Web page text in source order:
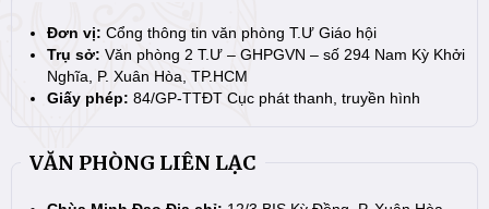
Đơn vị: Cổng thông tin văn phòng T.Ư Giáo hội
Trụ sở: Văn phòng 2 T.Ư – GHPGVN – số 294 Nam Kỳ Khởi
Nghĩa, P. Xuân Hòa, TP.HCM
Giấy phép: 84/GP-TTĐT Cục phát thanh, truyền hình
VĂN PHÒNG LIÊN LẠC